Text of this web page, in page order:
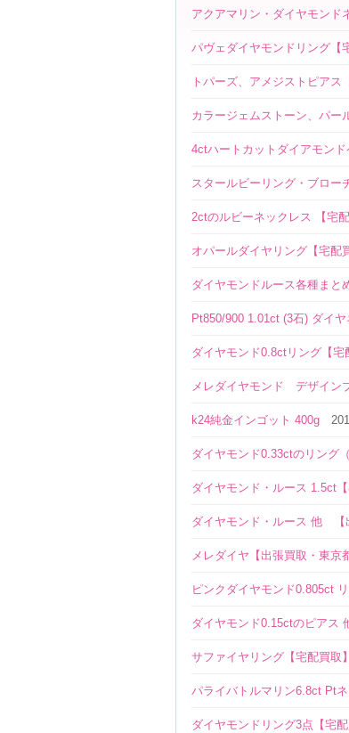
アクアマリン・ダイヤモンド
パヴェダイヤモンドリング【
トパーズ、アメジストピアス
カラージェムストーン、パー
4ctハートカットダイアモンド
スタールビーリング・ブロー
2ctのルビーネックレス 【宅配
オパールダイヤリング【宅配
ダイヤモンドルース各種まと
Pt850/900 1.01ct (3石) ダイヤ
ダイヤモンド0.8ctリング【宅
メレダイヤモンド デザイン
k24純金インゴット 400g
ダイヤモンド0.33ctのリング
ダイヤモンド・ルース 1.5ct【
ダイヤモンド・ルース 他 【
メレダイヤ【出張買取・東京
ピンクダイヤモンド0.805ct
ダイヤモンド0.15ctのピアス
サファイヤリング【宅配買取】
パライバトルマリン6.8ct Ptネ
ダイヤモンドリング3点【宅配